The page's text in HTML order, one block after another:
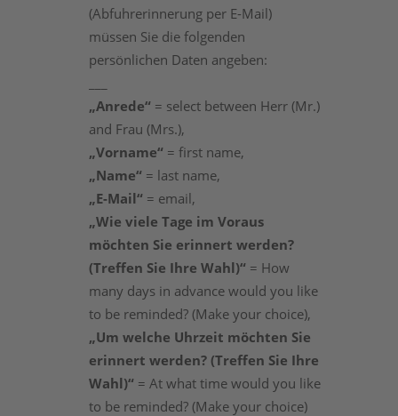
(Abfuhrerinnerung per E-Mail)
müssen Sie die folgenden
persönlichen Daten angeben:
„Anrede“= select between Herr (Mr.)
and Frau (Mrs.),
„Vorname“= first name,
„Name“= last name,
„E-Mail“= email,
„Wie viele Tage im Voraus
möchten Sie erinnert werden?
(Treffen Sie Ihre Wahl)“= How
many days in advance would you like
to be reminded? (Make your choice),
„Um welche Uhrzeit möchten Sie
erinnert werden? (Treffen Sie Ihre
Wahl)“= At what time would you like
to be reminded? (Make your choice)